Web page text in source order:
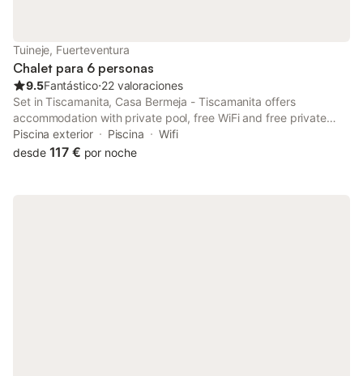
Tuineje, Fuerteventura
Chalet para 6 personas
9.5Fantástico⋅22 valoraciones
Set in Tiscamanita, Casa Bermeja - Tiscamanita offers
accommodation with private pool, free WiFi and free private
parking for guests who drive.
Piscina exterior Piscina
Wifi
desde 117 € por noche